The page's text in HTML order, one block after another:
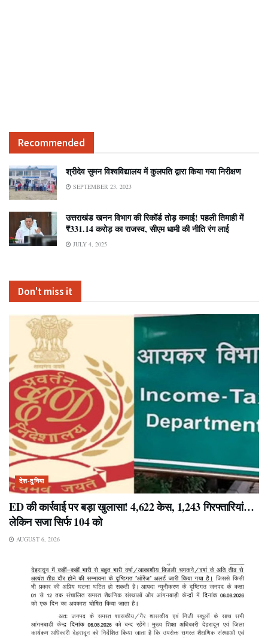
Recommended
श्रीदेव सुमन विश्वविद्यालय में कुलपति द्वारा किया गया निरीक्षण
SEPTEMBER 23, 2023
उत्तराखंड खनन विभाग की रिकॉर्ड तोड़ कमाई! पहली तिमाही में
₹331.14 करोड़ का राजस्व, सीएम धामी की नीति रंग लाई
JULY 4, 2025
Don't miss it
देश-दुनिया
ED की कार्रवाई पर बड़ा खुलासा! 4,622 केस, 1,243 गिरफ्तारियां…
लेकिन सजा सिर्फ 104 को
AUGUST 6, 2026